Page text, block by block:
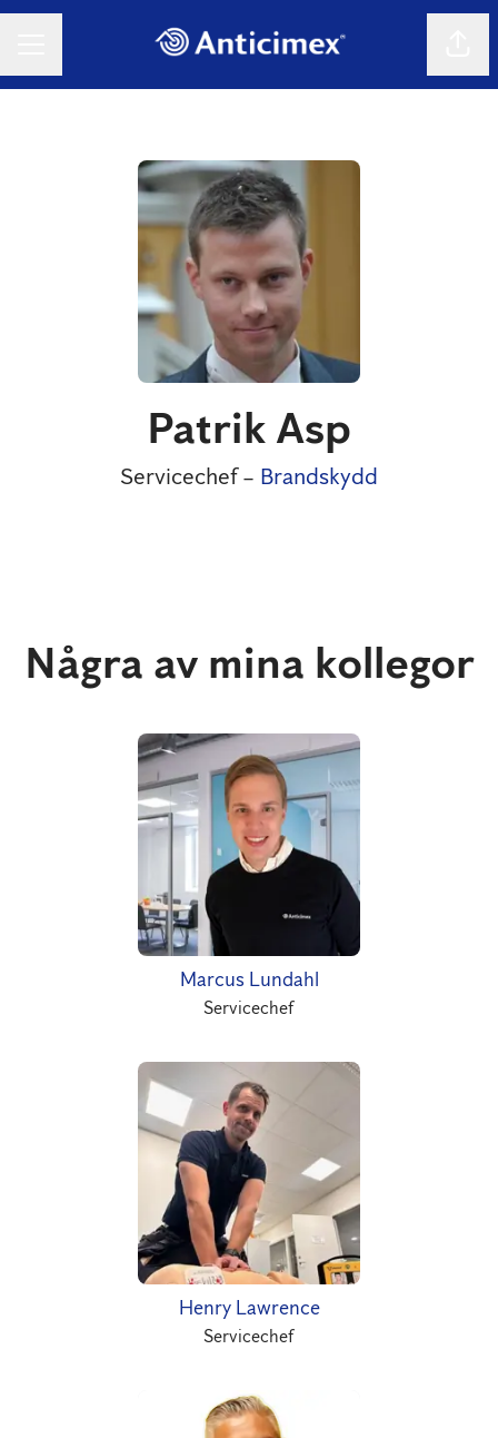
Patrik Asp
Servicechef – Brandskydd
Några av mina kollegor
Marcus Lundahl
Servicechef
Henry Lawrence
Servicechef